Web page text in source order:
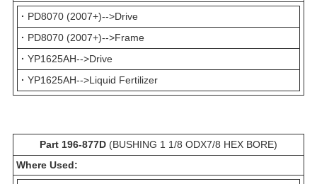
· PD8070 (2007+)-->Drive
· PD8070 (2007+)-->Frame
· YP1625AH-->Drive
· YP1625AH-->Liquid Fertilizer
Part 196-877D (BUSHING 1 1/8 ODX7/8 HEX BORE)
Where Used: